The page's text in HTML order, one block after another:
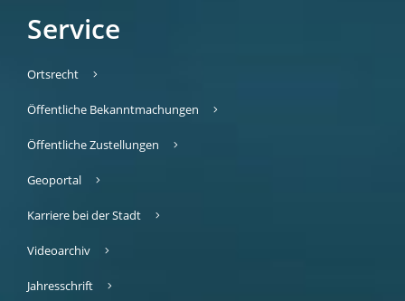
Service
Ortsrecht
Öffentliche Bekanntmachungen
Öffentliche Zustellungen
Geoportal
Karriere bei der Stadt
Videoarchiv
Jahresschrift